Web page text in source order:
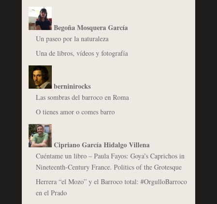
Begoña Mosquera García
Un paseo por la naturaleza
Una de libros, vídeos y fotografía
berninirocks
Las sombras del barroco en Roma
O tienes amor o comes barro
Cipriano García Hidalgo Villena
Cuéntame un libro – Paula Fayos: Goya’s Caprichos in
Nineteenth-Century France. Politics of the Grotesque
Herrera “el Mozo” y el Barroco total: #OrgulloBarroco
en el Prado